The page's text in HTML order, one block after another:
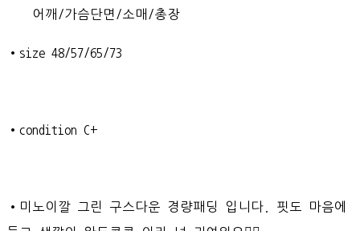
어깨/가슴단면/소매/총장
•size 48/57/65/73
•condition C+
•미노이깔 그린 구스다운 경량패딩 입니다. 핏도 마음에